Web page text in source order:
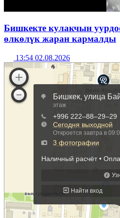
Бишкекте кулакчын
өлкөлүк жаран кармалды
13:54 02.08.2026